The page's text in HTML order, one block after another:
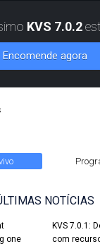
KVS 7.0.2
Encomende agora
NOTÍCIAS
one
KVS 7.0.1:
com